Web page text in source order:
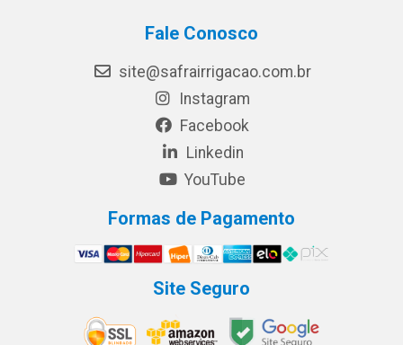
Fale Conosco
site@safrairrigacao.com.br
Instagram
Facebook
Linkedin
YouTube
Formas de Pagamento
Site Seguro